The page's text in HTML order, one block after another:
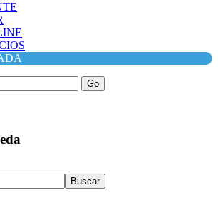
Go
Buscar